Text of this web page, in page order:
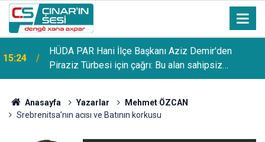
15:24
HÜDA PAR Hani İlçe Başkanı Aziz Demir'den
Piraziz Türbesi için çağrı: Bu alan sahipsiz
bırakılmamalı
Anasayfa Yazarlar
Mehmet ÖZCAN
Srebrenitsa’nın acısı ve Batının korkusu